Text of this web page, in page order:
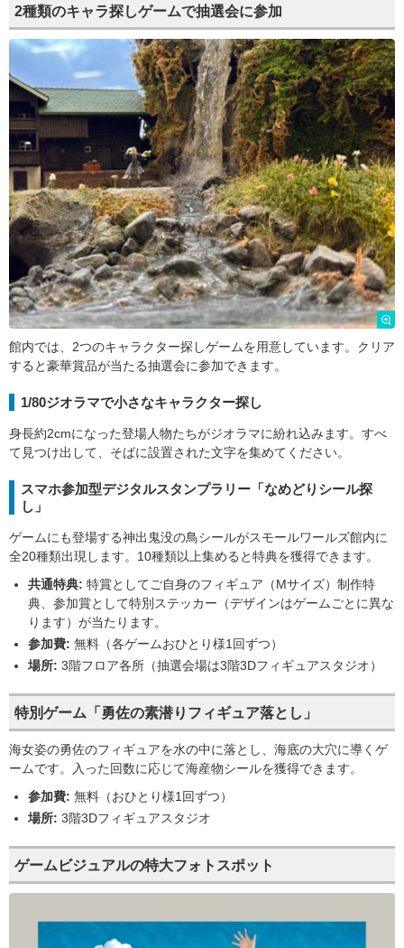
2種類のキャラ探しゲームで抽選会に参加
館内では、2つのキャラクター探しゲームを用意しています。クリア
すると豪華賞品が当たる抽選会に参加できます。
1/80ジオラマで小さなキャラクター探し
身長約2cmになった登場人物たちがジオラマに紛れ込みます。すべ
て見つけ出して、そばに設置された文字を集めてください。
スマホ参加型デジタルスタンプラリー「なめどりシール探
し」
ゲームにも登場する神出鬼没の鳥シールがスモールワールズ館内に
全20種類出現します。10種類以上集めると特典を獲得できます。
共通特典: 特賞としてご自身のフィギュア（Mサイズ）制作特
典、参加賞として特別ステッカー（デザインはゲームごとに異な
ります）が当たります。
参加費: 無料（各ゲームおひとり様1回ずつ）
場所: 3階フロア各所（抽選会場は3階3Dフィギュアスタジオ）
特別ゲーム「勇佐の素潜りフィギュア落とし」
海女姿の勇佐のフィギュアを水の中に落とし、海底の大穴に導くゲ
ームです。入った回数に応じて海産物シールを獲得できます。
参加費: 無料（おひとり様1回ずつ）
場所: 3階3Dフィギュアスタジオ
ゲームビジュアルの特大フォトスポット